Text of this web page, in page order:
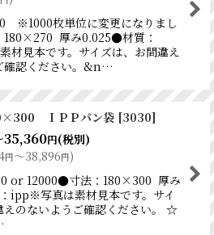
※1000枚単位に変更になりまし
厚み0.025●材質：
材見本です。サイズは、お間違え
確認ください。&n…
ＩＰＰパン袋 [3030]
35,360円(税別)
円～38,896円)
or 12000●寸法：180×300 厚み
ipp※写真は素材見本です。サイ
えのないようご確認ください。 ☆